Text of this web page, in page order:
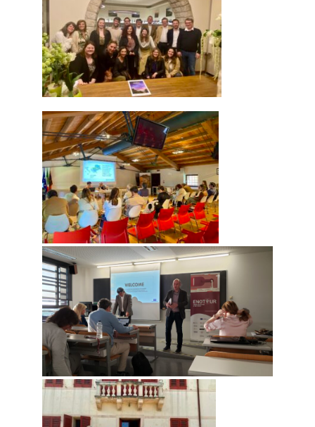
Licence oenotourisme
Licence professionnelle Mention Métiers de la santé : Management des
établissements d’hydrothérapie, termalisme, thalassothérapie, spa
Vie de l’établissement
Le CDI
Fonctionnement du CDI et recherche de document
Actualités du CDI
On parle des lycéens dans les médias
Maison des lycéens
Internat
L’association des parents d’élèves
Aides financières et tarifs
La visite virtuelle du lycée
A l’international
Partenariats
Voyages d’études
Mobilité / Stages
Nos projets à l’international
Entreprise